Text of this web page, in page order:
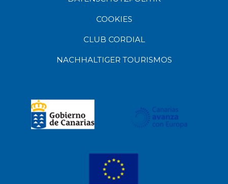
COOKIES
CLUB CORDIAL
NACHHALTIGER TOURISMOS